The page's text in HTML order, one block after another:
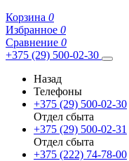
Корзина 0
Избранное 0
Сравнение 0
+375 (29) 500-02-30
Назад
Телефоны
+375 (29) 500-02-30
Отдел сбыта
+375 (29) 500-02-31
Отдел сбыта
+375 (222) 74-78-00